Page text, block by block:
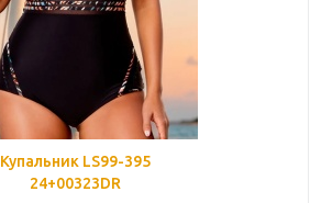
Купальник LS99-395
24+00323DR